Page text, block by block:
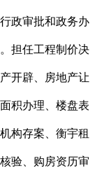
政审批和政务办
担任工程制价决
开辟、房地产让
积办理、楼盘表
构存案、衡宇租
验、购房资历审